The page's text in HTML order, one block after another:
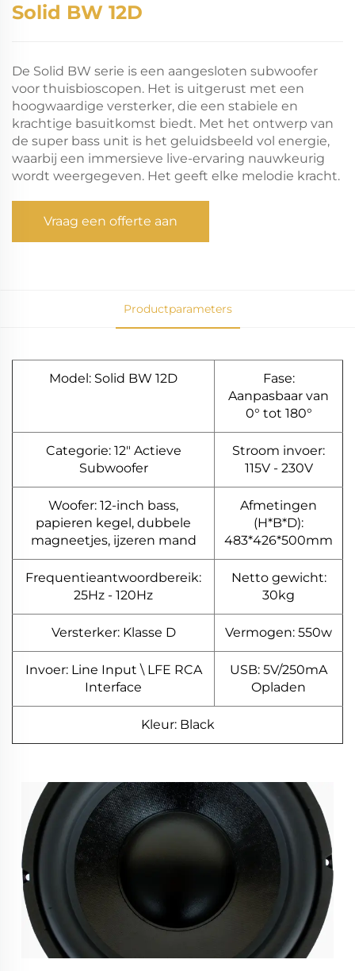
Solid BW 12D
De Solid BW serie is een aangesloten subwoofer
voor thuisbioscopen. Het is uitgerust met een
hoogwaardige versterker, die een stabiele en
krachtige basuitkomst biedt. Met het ontwerp van
de super bass unit is het geluidsbeeld vol energie,
waarbij een immersieve live-ervaring nauwkeurig
wordt weergegeven. Het geeft elke melodie kracht.
Vraag een offerte aan
Productparameters
Model: Solid BW 12D
Fase:
Aanpasbaar van
0° tot 180°
Categorie: 12" Actieve
Subwoofer
Stroom invoer:
115V - 230V
Woofer: 12-inch bass,
papieren kegel, dubbele
magneetjes, ijzeren mand
Afmetingen
(H*B*D):
483*426*500mm
Frequentieantwoordbereik:
25Hz - 120Hz
Netto gewicht:
30kg
Versterker: Klasse D Vermogen: 550w
Invoer: Line Input \ LFE RCA
Interface
USB: 5V/250mA
Opladen
Kleur: Black